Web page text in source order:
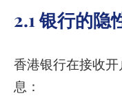
2.1 银行的隐
香港银行在接收
息：